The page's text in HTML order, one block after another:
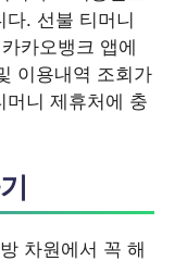
. 선불 티머니
카오뱅크 앱에
이용내역 조회가
머니 제휴처에 충
차원에서 꼭 해